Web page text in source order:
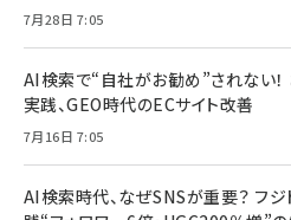
7月28日 7:05
AI検索で“自社がお勧め”されない
実践、GEO時代のECサイト改善
7月16日 7:05
AI検索時代、なぜSNSが重要？ フジ